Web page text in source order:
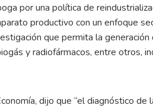
por una política de
productivo con un enfoque
que permita la
y radiofármacos, entre otros,
dijo que “el diagnóstico de